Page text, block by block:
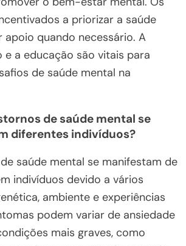
a priorizar a saúde
apoio quando necessário. A
e a educação são vitais para
de saúde mental na
de saúde mental se
diferentes indivíduos?
saúde mental se manifestam de
indivíduos devido a vários
ambiente e experiências
podem variar de ansiedade
mais graves, como